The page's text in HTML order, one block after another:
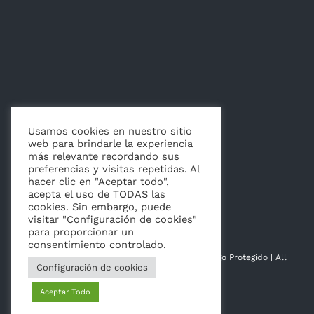
Artículos
© Copyright 2014 - 2026 | Hoja de La Vida | Logo Protegido | All
Rights Reserved
Usamos cookies en nuestro sitio
web para brindarle la experiencia
más relevante recordando sus
preferencias y visitas repetidas. Al
hacer clic en "Aceptar todo",
acepta el uso de TODAS las
cookies. Sin embargo, puede
visitar "Configuración de cookies"
para proporcionar un
consentimiento controlado.
Configuración de cookies
Aceptar Todo